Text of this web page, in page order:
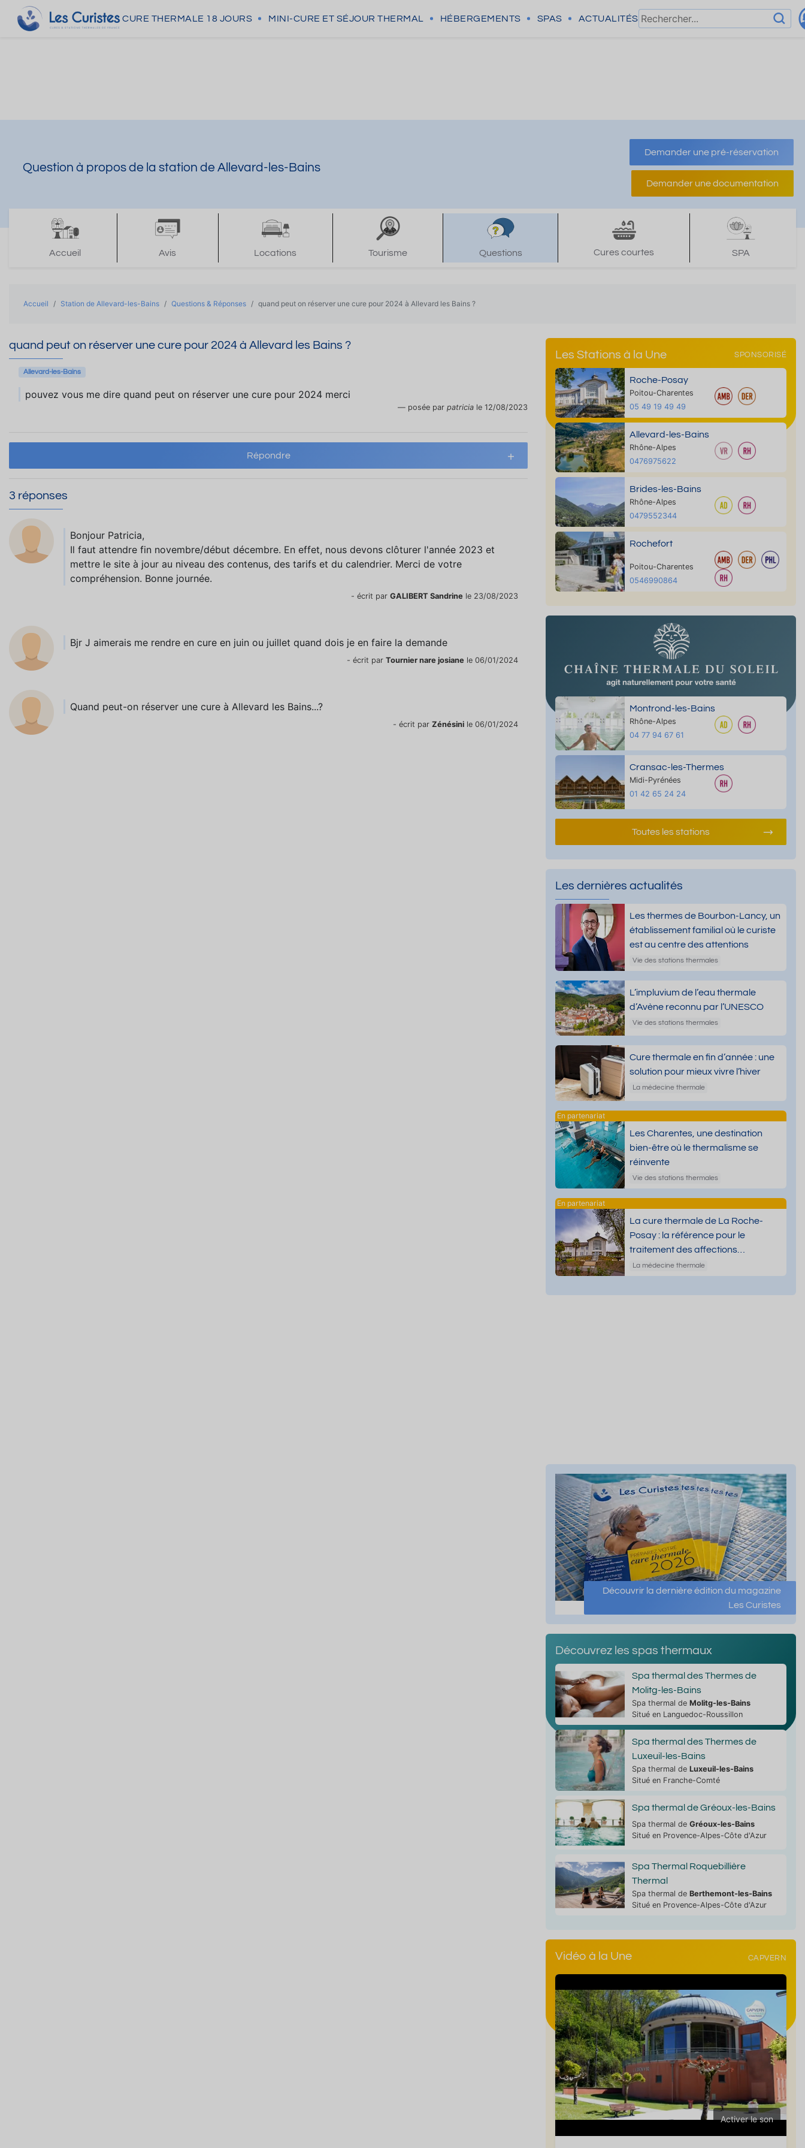
CURE THERMALE 18 JOURS MINI-CURE ET SÉJOUR THERMAL HÉBERGEMENTS SPAS ACTUALITÉS
Question à propos de la station de Allevard-les-Bains
Demander une pré-réservation
Demander une documentation
Accueil Avis Locations Tourisme Questions Cures courtes SPA
Accueil Station de Allevard-les-Bains Questions & Réponses quand peut on réserver une cure pour 2024 à Allevard les Bains ?
quand peut on réserver une cure pour 2024 à Allevard les Bains ?
Allevard-les-Bains
pouvez vous me dire quand peut on réserver une cure pour 2024 merci
posée par patricia le 12/08/2023
Répondre
3 réponses
Bonjour Patricia,
Il faut attendre fin novembre/début décembre. En effet, nous devons clôturer l'année 2023 et
mettre le site à jour au niveau des contenus, des tarifs et du calendrier. Merci de votre
compréhension. Bonne journée.
- écrit par GALIBERT Sandrine le 23/08/2023
Bjr J aimerais me rendre en cure en juin ou juillet quand dois je en faire la demande
- écrit par Tournier nare josiane le 06/01/2024
Quand peut-on réserver une cure à Allevard les Bains...?
- écrit par Zénésinile 06/01/2024
Les Stations à la Une SPONSORISÉ
Roche-Posay
Poitou-Charentes
05 49 19 49 49
Allevard-les-Bains
Rhône-Alpes
0476975622
Brides-les-Bains
Rhône-Alpes
0479552344
Rochefort
Poitou-Charentes
0546990864
Montrond-les-Bains
Rhône-Alpes
04 77 94 67 61
Cransac-les-Thermes
Midi-Pyrénées
01 42 65 24 24
Toutes les stations
Les dernières actualités
Les thermes de Bourbon-Lancy, un
établissement familial où le curiste
est au centre des attentions
Vie des stations thermales
L’impluvium de l’eau thermale
d’Avène reconnu par l’UNESCO
Vie des stations thermales
Cure thermale en fin d’année : une
solution pour mieux vivre l’hiver
La médecine thermale
Les Charentes, une destination
bien-être où le thermalisme se
réinvente
Vie des stations thermales
La cure thermale de La Roche-
Posay : la référence pour le
traitement des affections
dermatologiques
La médecine thermale
Découvrir la dernière édition du magazine
Les Curistes
Découvrez les spas thermaux
Spa thermal des Thermes de
Molitg-les-Bains
Spa thermal de Molitg-les-Bains
Situé en Languedoc-Roussillon
Spa thermal des Thermes de
Luxeuil-les-Bains
Spa thermal de Luxeuil-les-Bains
Situé en Franche-Comté
Spa thermal de Gréoux-les-Bains
Spa thermal de Gréoux-les-Bains
Situé en Provence-Alpes-Côte d'Azur
Spa Thermal Roquebillière
Thermal
Spa thermal de Berthemont-les-Bains
Situé en Provence-Alpes-Côte d'Azur
Vidéo à la Une CAPVERN
Activer le son